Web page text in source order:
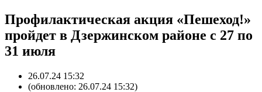
Профилактическая акция «Пешеход!»
пройдет в Дзержинском районе с 27 по
31 июля
26.07.24 15:32
(обновлено: 26.07.24 15:32)